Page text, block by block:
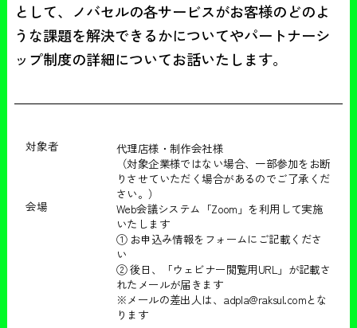
として、ノバセルの各サービスがお客様のどのよ
うな課題を解決できるかについてやパートナーシ
ップ制度の詳細についてお話いたします。
対象者
代理店様・制作会社様
（対象企業様ではない場合、一部参加をお断
りさせていただく場合があるのでご了承くだ
さい。）
会場
Web会議システム「Zoom」を利用して実施
いたします
① お申込み情報をフォームにご記載くださ
い
② 後日、「ウェビナー閲覧用URL」が記載さ
れたメールが届きます
※メールの差出人は、adpla@raksul.comとな
ります